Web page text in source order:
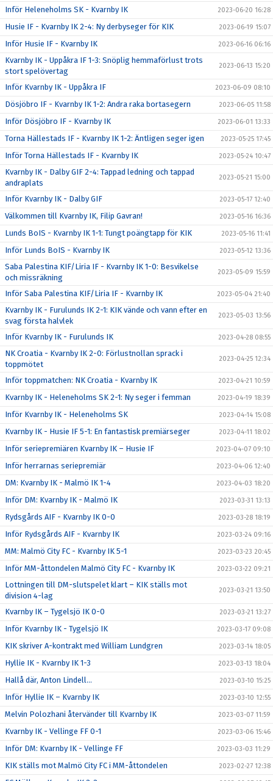
Inför Heleneholms SK - Kvarnby IK 2023-06-20 16:28
Husie IF - Kvarnby IK 2-4: Ny derbyseger för KIK 2023-06-19 15:07
Inför Husie IF - Kvarnby IK 2023-06-16 06:16
Kvarnby IK - Uppåkra IF 1-3: Snöplig hemmaförlust trots
stort spelövertag
2023-06-13 15:20
Inför Kvarnby IK - Uppåkra IF 2023-06-09 08:10
Dösjöbro IF - Kvarnby IK 1-2: Andra raka bortasegern 2023-06-05 11:58
Inför Dösjöbro IF - Kvarnby IK 2023-06-01 13:33
Torna Hällestads IF - Kvarnby IK 1-2: Äntligen seger igen 2023-05-25 17:45
Inför Torna Hällestads IF - Kvarnby IK 2023-05-24 10:47
Kvarnby IK - Dalby GIF 2-4: Tappad ledning och tappad
andraplats
2023-05-21 15:00
Inför Kvarnby IK - Dalby GIF 2023-05-17 12:40
Välkommen till Kvarnby IK, Filip Gavran! 2023-05-16 16:36
Lunds BoIS - Kvarnby IK 1-1: Tungt poängtapp för KIK 2023-05-16 11:41
Inför Lunds BoIS - Kvarnby IK 2023-05-12 13:36
Saba Palestina KIF/Liria IF - Kvarnby IK 1-0: Besvikelse
och missräkning
2023-05-09 15:59
Inför Saba Palestina KIF/Liria IF - Kvarnby IK 2023-05-04 21:40
Kvarnby IK - Furulunds IK 2-1: KIK vände och vann efter en
svag första halvlek
2023-05-03 13:56
Inför Kvarnby IK - Furulunds IK 2023-04-28 08:55
NK Croatia - Kvarnby IK 2-0: Förlustnollan sprack i
toppmötet
2023-04-25 12:34
Inför toppmatchen: NK Croatia - Kvarnby IK 2023-04-21 10:59
Kvarnby IK - Heleneholms SK 2-1: Ny seger i femman 2023-04-19 18:39
Inför Kvarnby IK - Heleneholms SK 2023-04-14 15:08
Kvarnby IK - Husie IF 5-1: En fantastisk premiärseger 2023-04-11 18:02
Inför seriepremiären Kvarnby IK – Husie IF 2023-04-07 09:10
Inför herrarnas seriepremiär 2023-04-06 12:40
DM: Kvarnby IK - Malmö IK 1-4 2023-04-03 18:20
Inför DM: Kvarnby IK - Malmö IK 2023-03-31 13:13
Rydsgårds AIF - Kvarnby IK 0-0 2023-03-28 18:19
Inför Rydsgårds AIF - Kvarnby IK 2023-03-24 09:16
MM: Malmö City FC - Kvarnby IK 5-1 2023-03-23 20:45
Inför MM-åttondelen Malmö City FC - Kvarnby IK 2023-03-22 09:21
Lottningen till DM-slutspelet klart – KIK ställs mot
division 4-lag
2023-03-21 13:50
Kvarnby IK – Tygelsjö IK 0-0 2023-03-21 13:27
Inför Kvarnby IK - Tygelsjö IK 2023-03-17 09:08
KIK skriver A-kontrakt med William Lundgren 2023-03-14 18:05
Hyllie IK - Kvarnby IK 1-3 2023-03-13 18:04
Hallå där, Anton Lindell… 2023-03-10 15:25
Inför Hyllie IK – Kvarnby IK 2023-03-10 12:55
Melvin Polozhani återvänder till Kvarnby IK 2023-03-07 11:59
Kvarnby IK - Vellinge FF 0-1 2023-03-06 15:46
Inför DM: Kvarnby IK - Vellinge FF 2023-03-03 11:29
KIK ställs mot Malmö City FC i MM-åttondelen 2023-02-27 12:38